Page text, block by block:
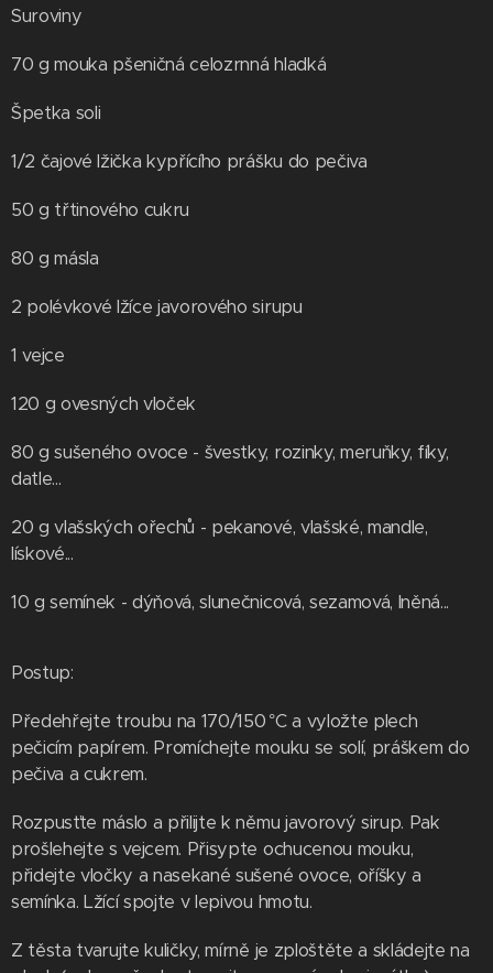
Suroviny
70 g mouka pšeničná celozrnná hladká
Špetka soli
1/2 čajové lžička kypřícího prášku do pečiva
50 g třtinového cukru
80 g másla
2 polévkové lžíce javorového sirupu
1 vejce
120 g ovesných vloček
80 g sušeného ovoce - švestky, rozinky, meruňky, fíky,
datle...
20 g vlašských ořechů - pekanové, vlašské, mandle,
lískové...
10 g semínek - dýňová, slunečnicová, sezamová, lněná...
Postup:
Předehřejte troubu na 170/150 °C a vyložte plech
pečicím papírem. Promíchejte mouku se solí, práškem do
pečiva a cukrem.
Rozpusťte máslo a přilijte k němu javorový sirup. Pak
prošlehejte s vejcem. Přisypte ochucenou mouku,
přidejte vločky a nasekané sušené ovoce, oříšky a
semínka. Lžící spojte v lepivou hmotu.
Z těsta tvarujte kuličky, mírně je zploštěte a skládejte na